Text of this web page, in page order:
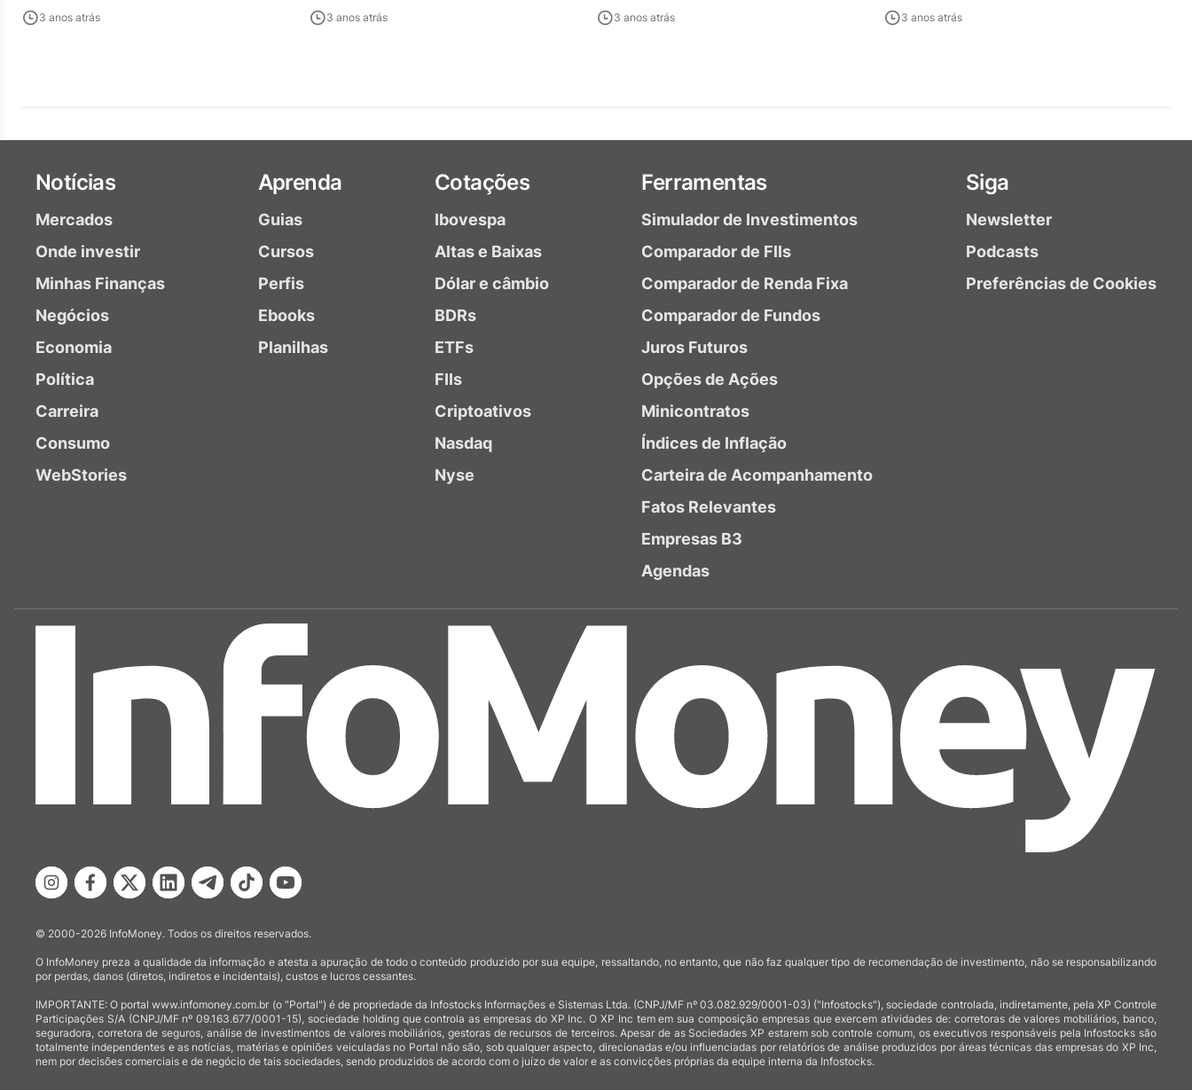
IPO?3 anos atrás 3 anos atrás 3 anos atrás 3 anos atrás
Notícias
Mercados
Onde investir
Minhas Finanças
Negócios
Economia
Política
Carreira
Consumo
WebStories
Aprenda
Guias
Cursos
Perfis
Ebooks
Planilhas
Cotações
Ibovespa
Altas e Baixas
Dólar e câmbio
BDRs
ETFs
FIIs
Criptoativos
Nasdaq
Nyse
Ferramentas
Simulador de Investimentos
Comparador de FIIs
Comparador de Renda Fixa
Comparador de Fundos
Juros Futuros
Opções de Ações
Minicontratos
Índices de Inflação
Carteira de Acompanhamento
Fatos Relevantes
Empresas B3
Agendas
Siga
Newsletter
Podcasts
Preferências de Cookies
© 2000-2026 InfoMoney. Todos os direitos reservados.
O InfoMoney preza a qualidade da informação e atesta a apuração de todo o conteúdo produzido por sua equipe, ressaltando, no entanto, que não faz qualquer tipo de recomendação de investimento, não se responsabilizando
por perdas, danos (diretos, indiretos e incidentais), custos e lucros cessantes.
IMPORTANTE: O portal www.infomoney.com.br (o "Portal") é de propriedade da Infostocks Informações e Sistemas Ltda. (CNPJ/MF nº 03.082.929/0001-03) ("Infostocks"), sociedade controlada, indiretamente, pela XP Controle
Participações S/A (CNPJ/MF nº 09.163.677/0001-15), sociedade holding que controla as empresas do XP Inc. O XP Inc tem em sua composição empresas que exercem atividades de: corretoras de valores mobiliários, banco,
seguradora, corretora de seguros, análise de investimentos de valores mobiliários, gestoras de recursos de terceiros. Apesar de as Sociedades XP estarem sob controle comum, os executivos responsáveis pela Infostocks são
totalmente independentes e as notícias, matérias e opiniões veiculadas no Portal não são, sob qualquer aspecto, direcionadas e/ou influenciadas por relatórios de análise produzidos por áreas técnicas das empresas do XP Inc,
nem por decisões comerciais e de negócio de tais sociedades, sendo produzidos de acordo com o juízo de valor e as convicções próprias da equipe interna da Infostocks.